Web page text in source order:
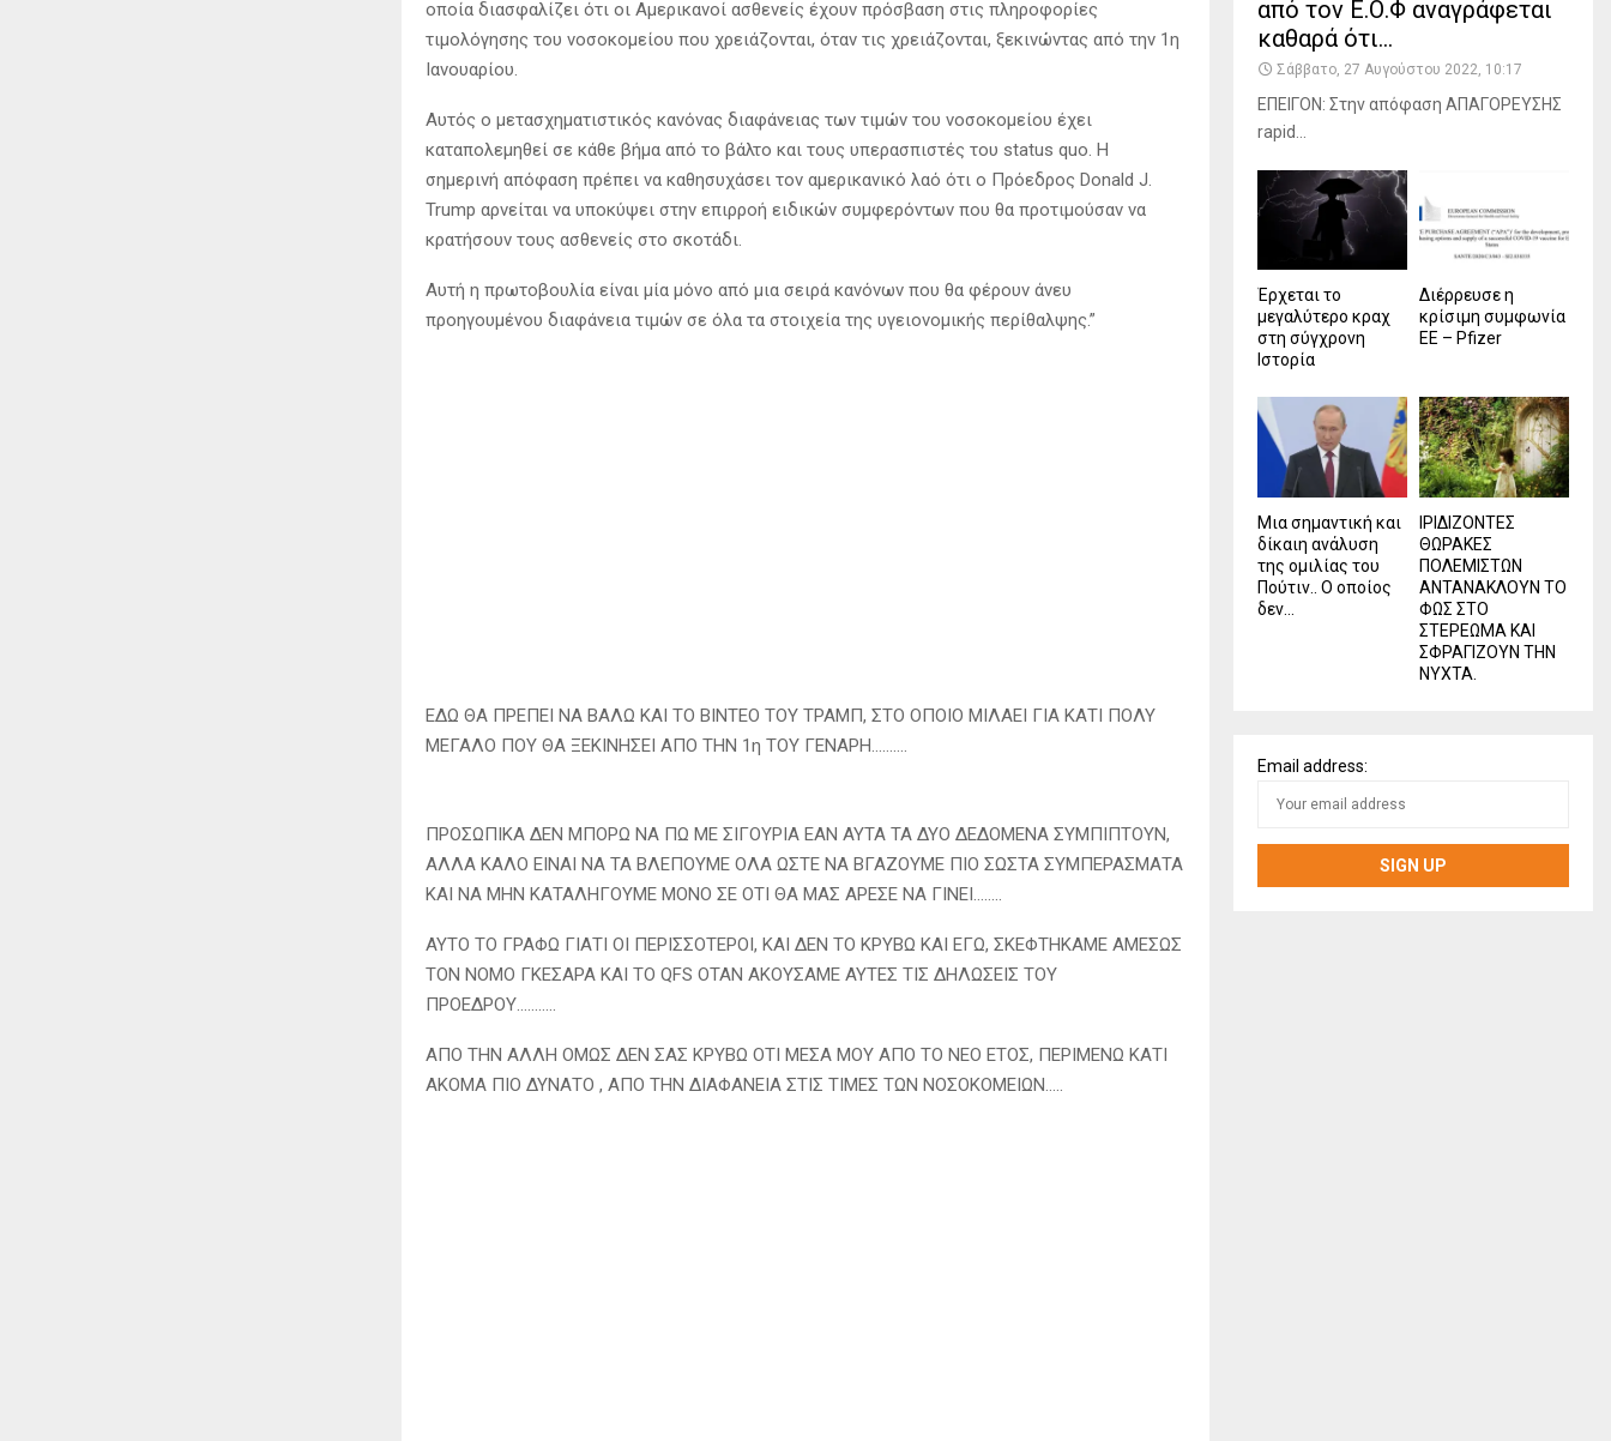
οποία διασφαλίζει ότι οι Αμερικανοί ασθενείς έχουν πρόσβαση στις πληροφορίες
τιμολόγησης του νοσοκομείου που χρειάζονται, όταν τις χρειάζονται, ξεκινώντας από την 1η
Ιανουαρίου.
Αυτός ο μετασχηματιστικός κανόνας διαφάνειας των τιμών του νοσοκομείου έχει
καταπολεμηθεί σε κάθε βήμα από το βάλτο και τους υπερασπιστές του status quo. Η
σημερινή απόφαση πρέπει να καθησυχάσει τον αμερικανικό λαό ότι ο Πρόεδρος Donald J.
Trump αρνείται να υποκύψει στην επιρροή ειδικών συμφερόντων που θα προτιμούσαν να
κρατήσουν τους ασθενείς στο σκοτάδι.
Αυτή η πρωτοβουλία είναι μία μόνο από μια σειρά κανόνων που θα φέρουν άνευ
προηγουμένου διαφάνεια τιμών σε όλα τα στοιχεία της υγειονομικής περίθαλψης.”
ΕΔΩ ΘΑ ΠΡΕΠΕΙ ΝΑ ΒΑΛΩ ΚΑΙ ΤΟ ΒΙΝΤΕΟ ΤΟΥ ΤΡΑΜΠ, ΣΤΟ ΟΠΟΙΟ ΜΙΛΑΕΙ ΓΙΑ ΚΑΤΙ ΠΟΛΥ
ΜΕΓΑΛΟ ΠΟΥ ΘΑ ΞΕΚΙΝΗΣΕΙ ΑΠΟ ΤΗΝ 1η ΤΟΥ ΓΕΝΑΡΗ……….
ΠΡΟΣΩΠΙΚΑ ΔΕΝ ΜΠΟΡΩ ΝΑ ΠΩ ΜΕ ΣΙΓΟΥΡΙΑ ΕΑΝ ΑΥΤΑ ΤΑ ΔΥΟ ΔΕΔΟΜΕΝΑ ΣΥΜΠΙΠΤΟΥΝ,
ΑΛΛΑ ΚΑΛΟ ΕΙΝΑΙ ΝΑ ΤΑ ΒΛΕΠΟΥΜΕ ΟΛΑ ΩΣΤΕ ΝΑ ΒΓΑΖΟΥΜΕ ΠΙΟ ΣΩΣΤΑ ΣΥΜΠΕΡΑΣΜΑΤΑ
ΚΑΙ ΝΑ ΜΗΝ ΚΑΤΑΛΗΓΟΥΜΕ ΜΟΝΟ ΣΕ ΟΤΙ ΘΑ ΜΑΣ ΑΡΕΣΕ ΝΑ ΓΙΝΕΙ……..
ΑΥΤΟ ΤΟ ΓΡΑΦΩ ΓΙΑΤΙ ΟΙ ΠΕΡΙΣΣΟΤΕΡΟΙ, ΚΑΙ ΔΕΝ ΤΟ ΚΡΥΒΩ ΚΑΙ ΕΓΩ, ΣΚΕΦΤΗΚΑΜΕ ΑΜΕΣΩΣ
ΤΟΝ ΝΟΜΟ ΓΚΕΣΑΡΑ ΚΑΙ ΤΟ QFS ΟΤΑΝ ΑΚΟΥΣΑΜΕ ΑΥΤΕΣ ΤΙΣ ΔΗΛΩΣΕΙΣ ΤΟΥ
ΠΡΟΕΔΡΟΥ………..
ΑΠΟ ΤΗΝ ΑΛΛΗ ΟΜΩΣ ΔΕΝ ΣΑΣ ΚΡΥΒΩ ΟΤΙ ΜΕΣΑ ΜΟΥ ΑΠΟ ΤΟ ΝΕΟ ΕΤΟΣ, ΠΕΡΙΜΕΝΩ ΚΑΤΙ
ΑΚΟΜΑ ΠΙΟ ΔΥΝΑΤΟ , ΑΠΟ ΤΗΝ ΔΙΑΦΑΝΕΙΑ ΣΤΙΣ ΤΙΜΕΣ ΤΩΝ ΝΟΣΟΚΟΜΕΙΩΝ…..
από τον Ε.Ο.Φ αναγράφεται
καθαρά ότι...
Σάββατο, 27 Αυγούστου 2022, 10:17
ΕΠΕΙΓΟΝ: Στην απόφαση ΑΠΑΓΟΡΕΥΣΗΣ
rapid...
Έρχεται το
μεγαλύτερο κραχ
στη σύγχρονη
Ιστορία
Διέρρευσε η
κρίσιμη συμφωνία
ΕΕ – Pfizer
Μια σημαντική και
δίκαιη ανάλυση
της ομιλίας του
Πούτιν.. Ο οποίος
δεν...
ΙΡΙΔΙΖΟΝΤΕΣ
ΘΩΡΑΚΕΣ
ΠΟΛΕΜΙΣΤΩΝ
ΑΝΤΑΝΑΚΛΟΥΝ ΤΟ
ΦΩΣ ΣΤΟ
ΣΤΕΡΕΩΜΑ ΚΑΙ
ΣΦΡΑΓΙΖΟΥΝ ΤΗΝ
ΝΥΧΤΑ.
Email address: